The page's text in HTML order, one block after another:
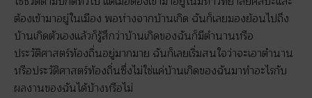
ต้องเข้ามาอยู่ในเมือง พอห่างจากบ้านเกิด ฉันก็เลยมองย้อนไปถึง
บ้านเกิดตัวเองแล้วก็รู้สึกว่าบ้านเกิดของฉันก็มีตำนานหรือ
ประวัติศาสตร์ท้องถิ่นอยู่มากมาย ฉันก็เลยเริ่มสนใจว่าจะเอาตำนาน
หรือประวัติศาสตร์ท้องถิ่นซึ่งไม่ใช่แค่บ้านเกิดของฉันมาทำอะไรกับ
ผลงานของฉันได้บ้างหรือไม่